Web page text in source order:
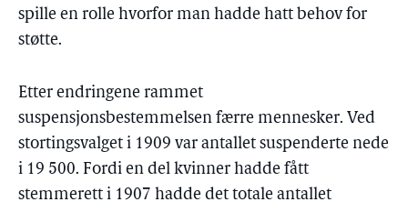
spille en rolle hvorfor man hadde hatt behov for
støtte.
Etter endringene rammet
suspensjonsbestemmelsen færre mennesker. Ved
stortingsvalget i 1909 var antallet suspenderte nede
i 19 500. Fordi en del kvinner hadde fått
stemmerett i 1907 hadde det totale antallet